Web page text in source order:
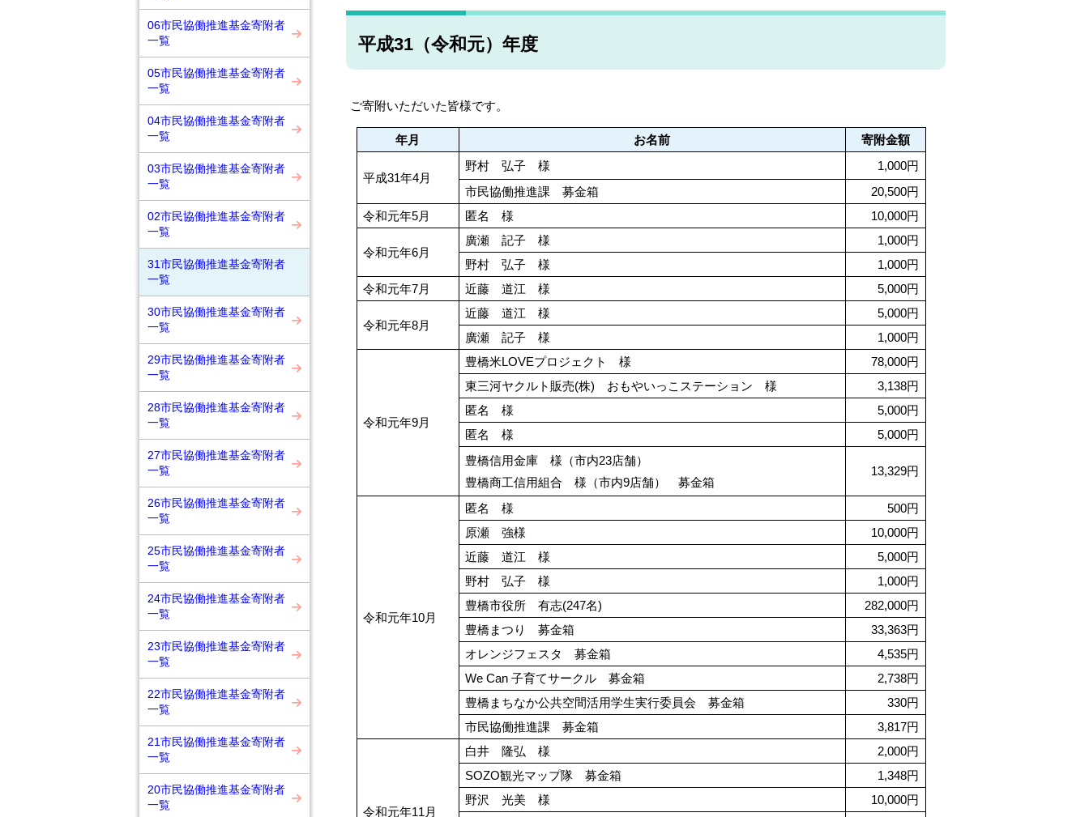
06市民協働推進基金寄附者
一覧
05市民協働推進基金寄附者
一覧
04市民協働推進基金寄附者
一覧
03市民協働推進基金寄附者
一覧
02市民協働推進基金寄附者
一覧
31市民協働推進基金寄附者
一覧
30市民協働推進基金寄附者
一覧
29市民協働推進基金寄附者
一覧
28市民協働推進基金寄附者
一覧
27市民協働推進基金寄附者
一覧
26市民協働推進基金寄附者
一覧
25市民協働推進基金寄附者
一覧
24市民協働推進基金寄附者
一覧
23市民協働推進基金寄附者
一覧
22市民協働推進基金寄附者
一覧
21市民協働推進基金寄附者
一覧
20市民協働推進基金寄附者
一覧
平成31（令和元）年度
ご寄附いただいた皆様です。
年月 お名前 寄附金額
平成31年4月
野村 弘子 様
1,000円
市民協働推進課 募金箱
20,500円
令和元年5月
匿名 様 10,000円
令和元年6月
廣瀬 記子 様
1,000円
野村 弘子 様
1,000円
令和元年7月
近藤 道江 様 5,000円
令和元年8月
近藤 道江 様
5,000円
廣瀬 記子 様
1,000円
令和元年9月
豊橋米LOVEプロジェクト 様
78,000円
東三河ヤクルト販売(株) おもやいっこステーション 様
3,138円
匿名 様
5,000円
匿名 様
5,000円
豊橋信用金庫 様（市内23店舗）
豊橋商工信用組合 様（市内9店舗） 募金箱
13,329円
令和元年10月
匿名 様
500円
原瀬 強様
10,000円
近藤 道江 様
5,000円
野村 弘子 様
1,000円
豊橋市役所 有志(247名)
282,000円
豊橋まつり 募金箱
33,363円
オレンジフェスタ 募金箱
4,535円
We Can 子育てサークル 募金箱
2,738円
豊橋まちなか公共空間活用学生実行委員会 募金箱
330円
市民協働推進課 募金箱
3,817円
令和元年11月
白井 隆弘 様
2,000円
SOZO観光マップ隊 募金箱
1,348円
野沢 光美 様
10,000円